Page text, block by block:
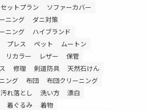
セットプラン
ソファーカバー
ニング
ダニ対策
ニング
ハイブランド
プレス ペット
ムートン
リカラー レザー
保管
修理 剣道防具
天然石けん
ング
布団
布団クリーニング
汚れ落とし 洗い方
漂白
着ぐるみ
着物